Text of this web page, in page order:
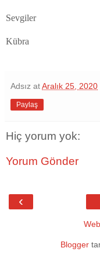
Sevgiler
Kübra
Adsız atAralık 25, 2020
Paylaş
Hiç yorum yok:
Yorum Gönder
‹
Blogger